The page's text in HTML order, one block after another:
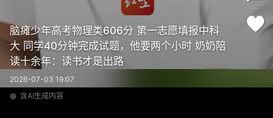
脑瘫少年高考物理类606分 第一志愿填报中科
大 同学40分钟完成试题，他要两个小时 奶奶陪
读十余年：读书才是出路
2026-07-03 19:07
含AI生成内容